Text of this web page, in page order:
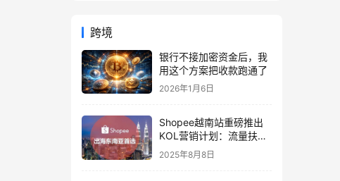
跨境
银行不接加密资金后，我
用这个方案把收款跑通了
2026年1月6日
Shopee越南站重磅推出
KOL营销计划：流量扶持
+补贴政策全解析【2025
最新】
2025年8月8日